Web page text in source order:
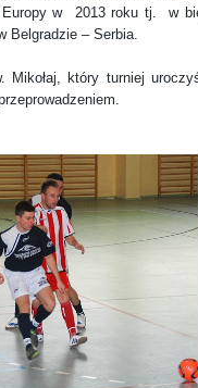
w 2013 roku tj. w
Belgradzie – Serbia.
który turniej